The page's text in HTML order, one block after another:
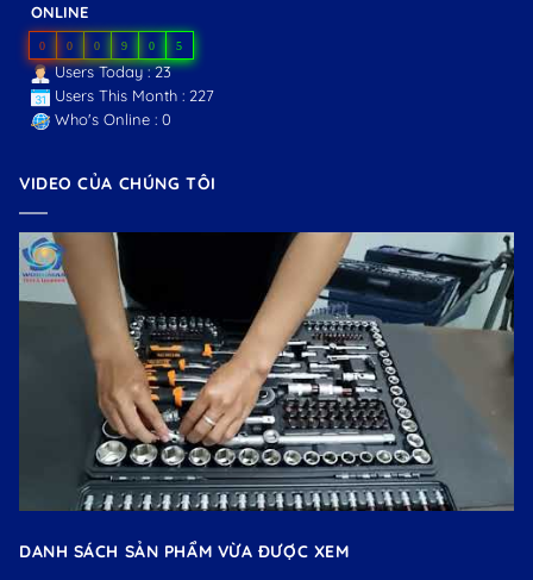
ONLINE
0 0 0 9 0 5
Users Today : 23
Users This Month : 227
Who's Online : 0
VIDEO CỦA CHÚNG TÔI
DANH SÁCH SẢN PHẨM VỪA ĐƯỢC XEM